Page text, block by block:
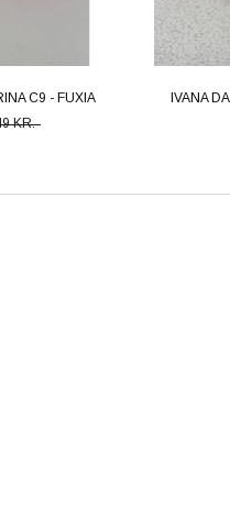
C9 - FUXIA
KR.
IVANA